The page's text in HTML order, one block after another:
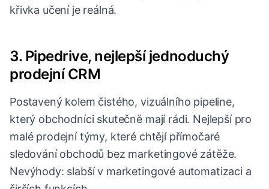
křivka učení je reálná.
3. Pipedrive, nejlepší jednoduchý
prodejní CRM
Postavený kolem čistého, vizuálního pipeline,
který obchodníci skutečně mají rádi. Nejlepší pro
malé prodejní týmy, které chtějí přímočaré
sledování obchodů bez marketingové zátěže.
Nevýhody: slabší v marketingové automatizaci a